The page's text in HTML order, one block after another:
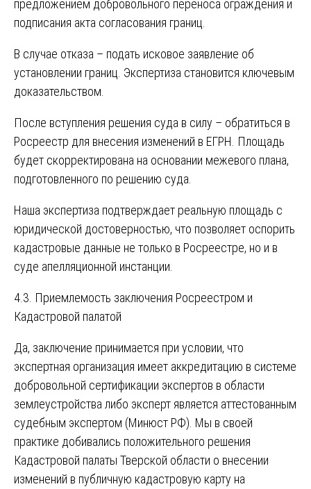
предложением добровольного переноса ограждения и
подписания акта согласования границ.
В случае отказа – подать исковое заявление об
установлении границ. Экспертиза становится ключевым
доказательством.
После вступления решения суда в силу – обратиться в
Росреестр для внесения изменений в ЕГРН. Площадь
будет скорректирована на основании межевого плана,
подготовленного по решению суда.
Наша экспертиза подтверждает реальную площадь с
юридической достоверностью, что позволяет оспорить
кадастровые данные не только в Росреестре, но и в
суде апелляционной инстанции.
4.3. Приемлемость заключения Росреестром и
Кадастровой палатой
Да, заключение принимается при условии, что
экспертная организация имеет аккредитацию в системе
добровольной сертификации экспертов в области
землеустройства либо эксперт является аттестованным
судебным экспертом (Минюст РФ). Мы в своей
практике добивались положительного решения
Кадастровой палаты Тверской области о внесении
изменений в публичную кадастровую карту на